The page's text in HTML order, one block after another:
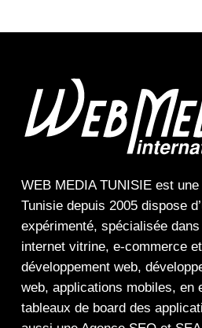
WEB MEDIA TUNISIEest une
Tunisie depuis 2005 dispose
expérimenté, spécialisée
internet vitrine, e-commerceet
développement web,
web, applications mobiles, en
tableaux de boarddes